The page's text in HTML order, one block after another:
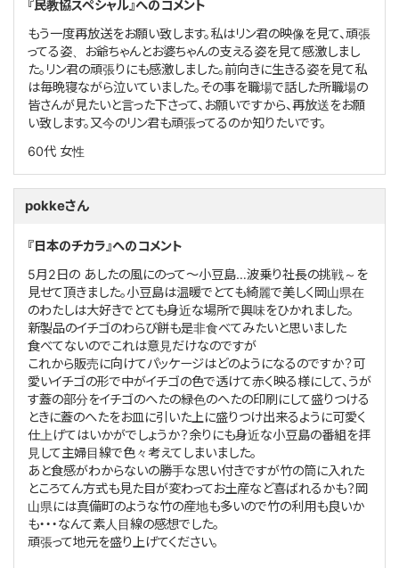
『民教協スペシャル』へのコメント
もう一度再放送をお願い致します。私はリン君の映像を見て、頑張
ってる姿、お爺ちゃんとお婆ちゃんの支える姿を見て感激しまし
た。リン君の頑張りにも感激しました。前向きに生きる姿を見て私
は毎晩寝ながら泣いていました。その事を職場で話した所職場の
皆さんが見たいと言った下さって、お願いですから、再放送をお願
い致します。又今のリン君も頑張ってるのか知りたいです。
60代 女性
pokkeさん
『日本のチカラ』へのコメント
5月2日の あしたの風にのって～小豆島…波乗り社長の挑戦～を
見せて頂きました。小豆島は温暖でとても綺麗で美しく岡山県在
のわたしは大好きでとても身近な場所で興味をひかれました。
新製品のイチゴのわらび餅も是非食べてみたいと思いました
食べてないのでこれは意見だけなのですが
これから販売に向けてパッケージはどのようになるのですか？可
愛いイチゴの形で中がイチゴの色で透けて赤く映る様にして、うが
す蓋の部分をイチゴのへたの緑色のへたの印刷にして盛りつける
ときに蓋のへたをお皿に引いた上に盛りつけ出来るように可愛く
仕上げてはいかがでしょうか？余りにも身近な小豆島の番組を拝
見して主婦目線で色々考えてしまいました。
あと食感がわからないの勝手な思い付きですが竹の筒に入れた
ところてん方式も見た目が変わってお土産など喜ばれるかも？岡
山県には真備町のような竹の産地も多いので竹の利用も良いか
も・・・なんて素人目線の感想でした。
頑張って地元を盛り上げてください。